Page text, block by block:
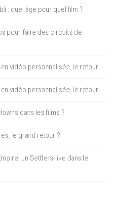
: quel âge pour quel film ?
pour faire des circuits de
vidéo personnalisée, le retour
vidéo personnalisée, le retour
dans les films ?
le grand retour ?
un Settlers-like dans le